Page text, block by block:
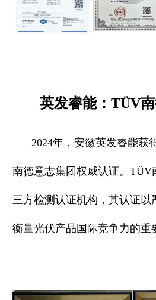
英发睿能：TÜV
2024年，安徽英发睿能获
南德意志集团权威认证。TÜV
三方检测认证机构，其认证以
衡量光伏产品国际竞争力的重